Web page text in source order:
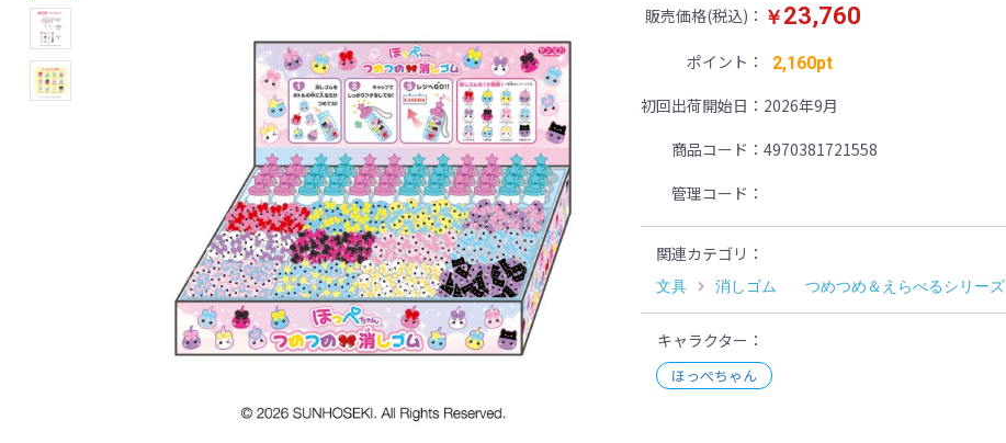
販売価格(税込) ￥23,760
ポイント 2,160pt
初回出荷開始日
2026年9月
商品コード
4970381721558
管理コード
関連カテゴリ
文具 消しゴム つめつめ＆えらべるシリーズ
キャラクター
ほっぺちゃん